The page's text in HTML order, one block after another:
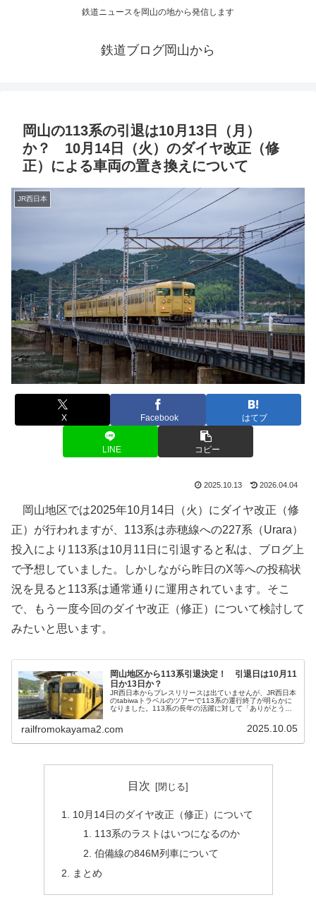
鉄道ニュースを岡山の地から発信します
鉄道ブログ岡山から
岡山の113系の引退は10月13日（月）
か？ 10月14日（火）のダイヤ改正（修
正）による車両の置き換えについて
JR西日本
X Facebook はてブ
LINE コピー
2025.10.13 2026.04.04
岡山地区では2025年10月14日（火）にダイヤ改正（修
正）が行われますが、113系は赤穂線への227系（Urara）
投入により113系は10月11日に引退すると私は、ブログ上
で予想していました。しかしながら昨日のX等への投稿状
況を見ると113系は通常通りに運用されています。そこ
で、もう一度今回のダイヤ改正（修正）について検討して
みたいと思います。
岡山地区から113系引退決定！ 引退日は10月11
日か13日か？
JR西日本からプレスリリースは出ていませんが、JR西日本
のtabiwaトラベルのツアーで113系の運行終了が明らかに
なりました。113系の長年の活躍に対して「ありがとう
railfromokayama2.com 2025.10.05
目次
10月14日のダイヤ改正（修正）について
113系のラストはいつになるのか
伯備線の846M列車について
まとめ